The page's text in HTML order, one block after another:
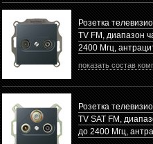
Розетка
TV FM, диапазон
2400 Mгц,
показать состав
Розетка
TV SAT FM,
до 2400 Mгц,